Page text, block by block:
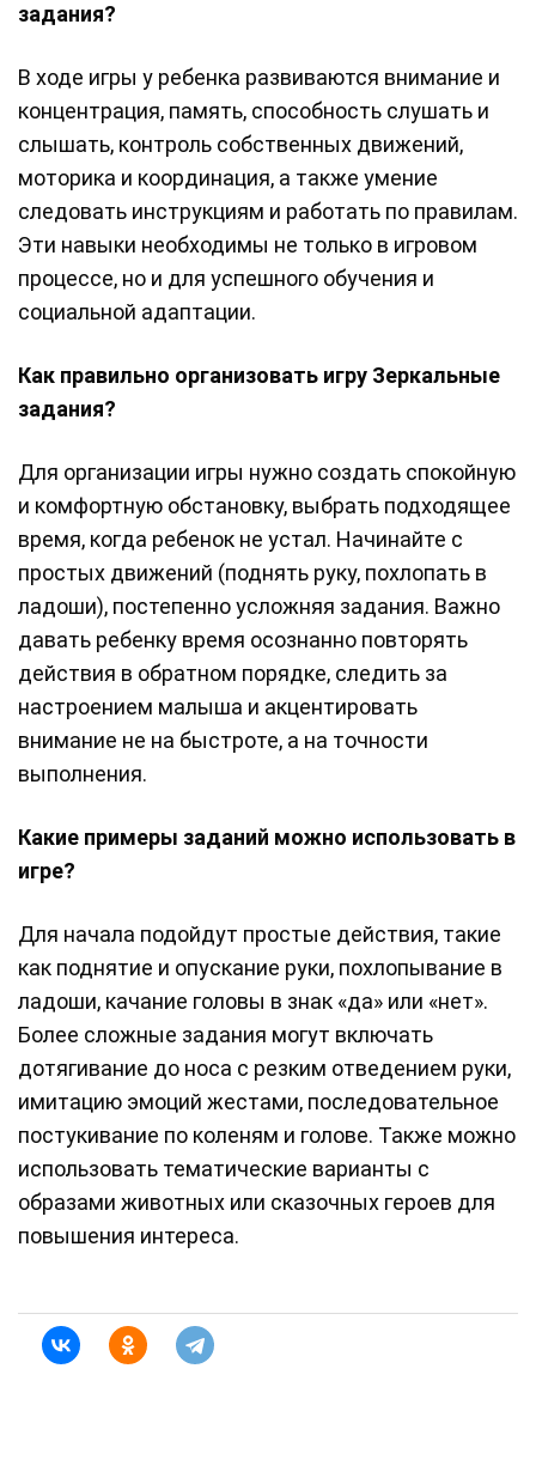
задания?
В ходе игры у ребенка развиваются внимание и
концентрация, память, способность слушать и
слышать, контроль собственных движений,
моторика и координация, а также умение
следовать инструкциям и работать по правилам.
Эти навыки необходимы не только в игровом
процессе, но и для успешного обучения и
социальной адаптации.
Как правильно организовать игру Зеркальные
задания?
Для организации игры нужно создать спокойную
и комфортную обстановку, выбрать подходящее
время, когда ребенок не устал. Начинайте с
простых движений (поднять руку, похлопать в
ладоши), постепенно усложняя задания. Важно
давать ребенку время осознанно повторять
действия в обратном порядке, следить за
настроением малыша и акцентировать
внимание не на быстроте, а на точности
выполнения.
Какие примеры заданий можно использовать в
игре?
Для начала подойдут простые действия, такие
как поднятие и опускание руки, похлопывание в
ладоши, качание головы в знак «да» или «нет».
Более сложные задания могут включать
дотягивание до носа с резким отведением руки,
имитацию эмоций жестами, последовательное
постукивание по коленям и голове. Также можно
использовать тематические варианты с
образами животных или сказочных героев для
повышения интереса.